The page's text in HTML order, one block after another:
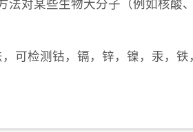
可检测钴，镉，锌，镍，汞，